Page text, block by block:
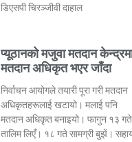
डिएसपी चिरञ्जीवी दाहाल
प्यूठानको मजुवा मतदान
मतदान अधिकृत भएर जाँदा
निर्वाचन आयोगले तयारी पूरा गरी मतदान
अधिकृतहरूलाई खटायो। मलाई पनि
मतदान अधिकृत बनाइयो। फागुन १३ गते
तालिम लिएँ। १८ गते सामग्री बुझें।